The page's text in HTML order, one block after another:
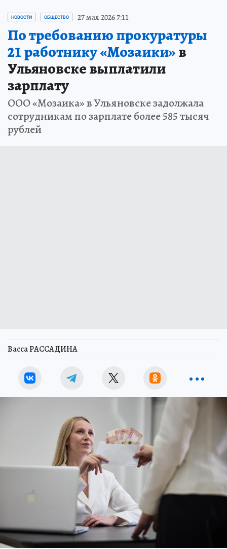
НОВОСТИ ОБЩЕСТВО 27 мая 2026 7:11
По требованию прокуратуры
21 работнику «Мозаики»в
Ульяновске выплатили
зарплату
ООО «Мозаика» в Ульяновске задолжала
сотрудникам по зарплате более 585 тысяч
рублей
Васса РАССАДИНА